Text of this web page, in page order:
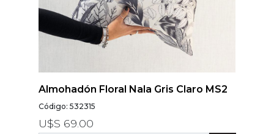
Almohadón Floral Nala Gris Claro MS2
Código: 532315
U$S 69.00